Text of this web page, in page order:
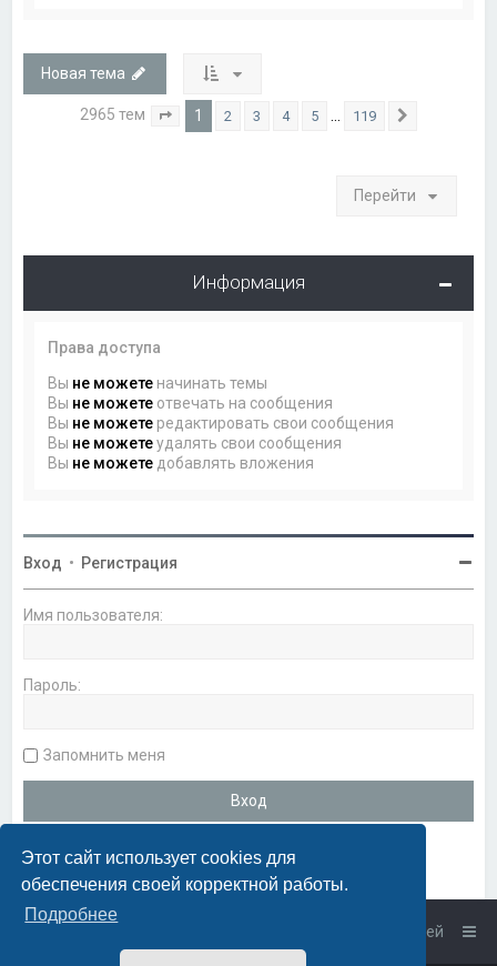
Этот сайт использует cookies для
обеспечения своей корректной работы.
Подробнее
Новая тема
2965 тем Страница из 119
1 2 3 4 5 119
Перейти
Информация
Права доступа
Вы не можете начинать темы
Вы не можете отвечать на сообщения
Вы не можете редактировать свои сообщения
Вы не можетеудалять свои сообщения
Вы не можете добавлять вложения
Вход • Регистрация
Имя пользователя:
Пароль:
Запомнить меня
Связаться с администрацией